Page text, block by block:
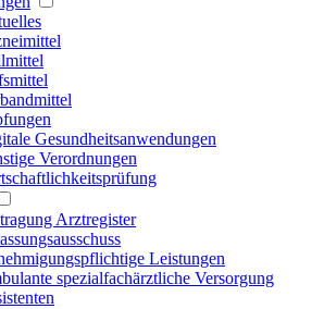
Gesundheitsanwendungen
Verordnungen
Arztregister
Leistungen
spezialfachärztliche Versorgung